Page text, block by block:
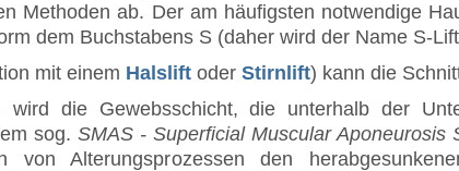
Methoden ab. Der am häufigsten notwendige
dem Buchstabens S (daher wird der Name S-
mit einem Halslift oderStirnlift) kann die
die Gewebsschicht, die unterhalb der
sog. SMAS - Superficial Muscular Aponeurosis
Alterungsprozessen den